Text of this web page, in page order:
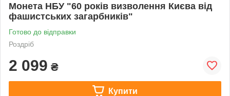
Монета НБУ "60 років визволення Києва від
фашистських загарбників"
Готово до відправки
Роздріб
2 099 ₴
Купити